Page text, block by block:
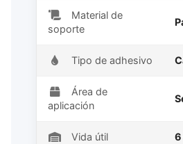
Material de
soporte
Tipo de adhesivo
Área de
aplicación
Vida útil
6